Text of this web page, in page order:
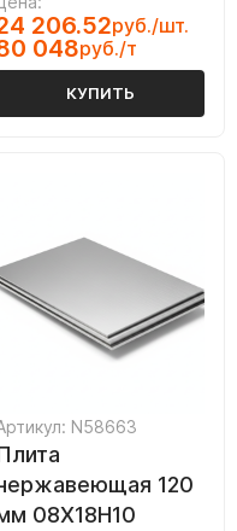
206.52руб./шт.
048руб./т
КУПИТЬ
N58663
120
08Х18Н10